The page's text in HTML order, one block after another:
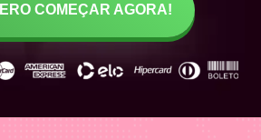
COMEÇAR AGORA!